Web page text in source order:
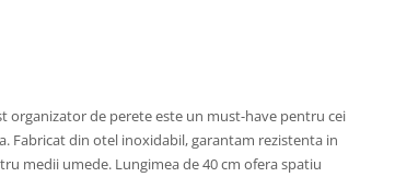
organizator de perete este un must-have pentru cei
Fabricat din otel inoxidabil, garantam rezistenta in
medii umede. Lungimea de 40 cm ofera spatiu